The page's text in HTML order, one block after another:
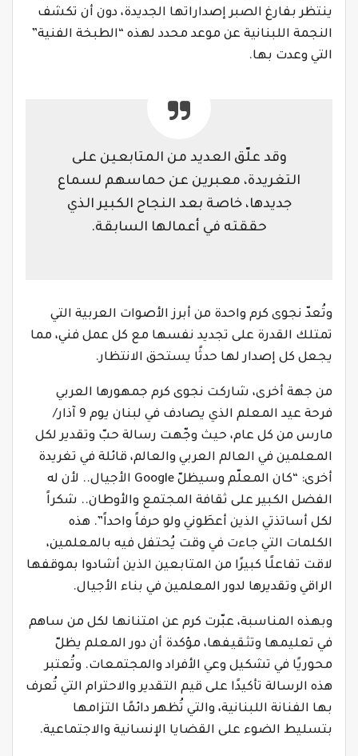
ينتظر بفارغ الصبر إصداراتها الجديدة، دون أن تكشف
النجمة اللبنانية عن موعد محدد لهذه “الطبخة الفنية”
التي وعدت بها.
وقد علّق العديد من المتابعين على
التغريدة، معبرين عن حماسهم لسماع
جديدها، خاصة بعد النجاح الكبير الذي
حققته في أعمالها السابقة.
وتُعدّ نجوى كرم واحدة من أبرز الأصوات العربية التي
تمتلك القدرة على تجديد نفسها مع كل عمل فني، مما
يجعل كل إصدار لها حدثًا يستحق الانتظار.
من جهة أخرى، شاركت نجوى كرم جمهورها العربي
فرحة عيد المعلم الذي يصادف في لبنان يوم 9 آذار/
مارس من كل عام، حيث وجّهت رسالة حبّ وتقدير لكل
المعلمين في العالم العربي والعالم، قائلة في تغريدة
أخرى: “كان المعلّم وسيظلّ Google الأجيال.. لأن له
الفضل الكبير على ثقافة المجتمع والأوطان.. شكراً
لكل أساتذتي الذين أعطَوني ولو حرفاً واحداً”. هذه
الكلمات التي جاءت في وقت يُحتفل فيه بالمعلمين،
لاقت تفاعلًا كبيرًا من المتابعين الذين أشادوا بموقفها
الراقي وتقديرها لدور المعلمين في بناء الأجيال.
وبهذه المناسبة، عبّرت كرم عن امتنانها لكل من ساهم
في تعليمها وتثقيفها، مؤكدة أن دور المعلم يظلّ
محوريًا في تشكيل وعي الأفراد والمجتمعات. وتُعتبر
هذه الرسالة تأكيدًا على قيم التقدير والاحترام التي تُعرف
بها الفنانة اللبنانية، والتي تُظهر دائمًا التزامها
بتسليط الضوء على القضايا الإنسانية والاجتماعية.